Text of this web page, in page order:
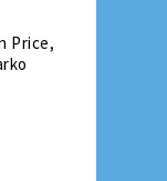
Price,